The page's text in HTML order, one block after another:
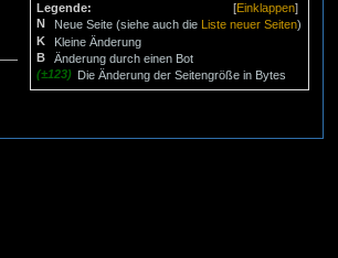
[Einklappen]
Legende:
N
Neue Seite (siehe auch die Liste neuer Seiten)
K
Kleine Änderung
B
Änderung durch einen Bot
(±123) Die Änderung der Seitengröße in Bytes